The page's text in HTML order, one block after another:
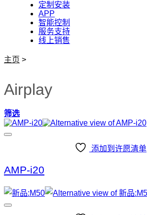
定制安装
APP
智能控制
服务支持
线上销售
主页 >
Airplay
筛选
添加到许愿清单
AMP-i20